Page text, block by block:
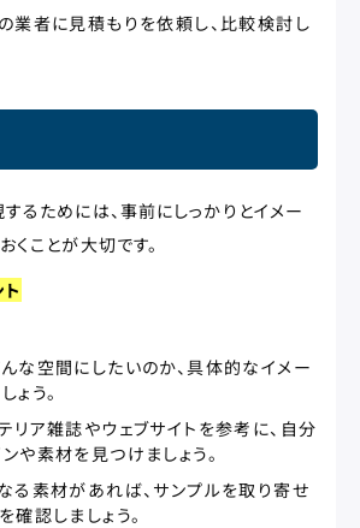
業者に見積もりを依頼し、比較検討し
るためには、事前にしっかりとイメー
くことが大切です。
んな空間にしたいのか、具体的なイメー
ょう。
テリア雑誌やウェブサイトを参考に、自分
や素材を見つけましょう。
る素材があれば、サンプルを取り寄せ
確認しましょう。